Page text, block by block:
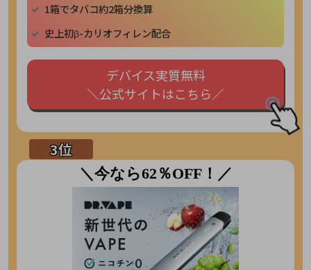
1箱でタバコ約2箱分換算
史上初β-カリオフィレン配合
デバイス実質無料
＼公式サイトはこちら／
＼今なら62％OFF！／